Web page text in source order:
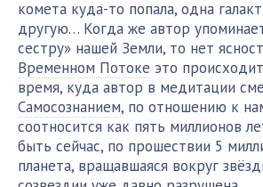
комета куда-то попала, одна
другую… Когда же автор
сестру» нашей Земли, то нет
Временном Потоке это
время, куда автор в медитации
Самосознанием, по отношению к
соотносится как пять миллионов
быть сейчас, по прошествии 5
планета, вращавшаяся вокруг